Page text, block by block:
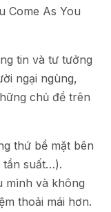
Come As You
tin và tư tưởng
ngại ngùng,
chủ đề trên
thứ bề mặt bên
tần suất…).
mình và không
thoải mái hơn.